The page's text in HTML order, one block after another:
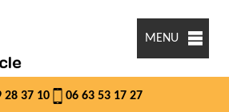
MENU
28 37 10 06 63 53 17 27